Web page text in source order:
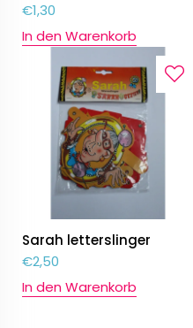
€1,30
In den Warenkorb
Sarah letterslinger
€2,50
In den Warenkorb